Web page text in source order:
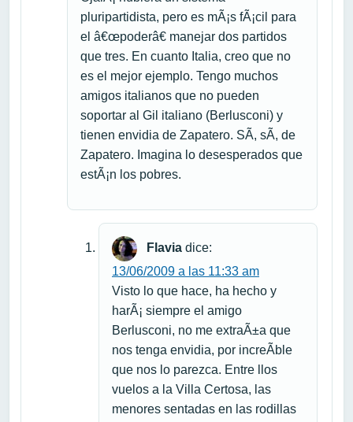
pluripartidista, pero es mÃ¡s fÃ¡cil para
el â€œpoderâ€ manejar dos partidos
que tres. En cuanto Italia, creo que no
es el mejor ejemplo. Tengo muchos
amigos italianos que no pueden
soportar al Gil italiano (Berlusconi) y
tienen envidia de Zapatero. SÃ­, sÃ­, de
Zapatero. Imagina lo desesperados que
estÃ¡n los pobres.
Flavia dice:
13/06/2009 a las 11:33 am
Visto lo que hace, ha hecho y
harÃ¡ siempre el amigo
Berlusconi, no me extraÃ±a que
nos tenga envidia, por increÃ­ble
que nos lo parezca. Entre llos
vuelos a la Villa Certosa, las
menores sentadas en las rodillas